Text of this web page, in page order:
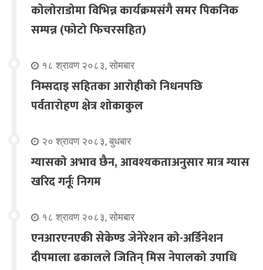
कोलोराडोमा विभिन्न कार्यक्रमसंगै समर पिकनिक
सम्पन्न (फोटो फिचरसहित)
१८ श्रावण २०८३, सोमबार
निम्सदाइ सहितका आरोहीको निधनपछि
पर्वतारोहण क्षेत्र शोकाकुल
२० श्रावण २०८३, बुधबार
ग्यासको अभाव छैन, आवश्यकताअनुसार मात्र ग्यास
खरिद गर्नूः निगम
१८ श्रावण २०८३, सोमबार
एनआरएनएकी सेकेण्ड जेनेरेशन को-अर्डिनेशन
दीपमाला ढकालले जितिन् मिस नेपालको उपाधि